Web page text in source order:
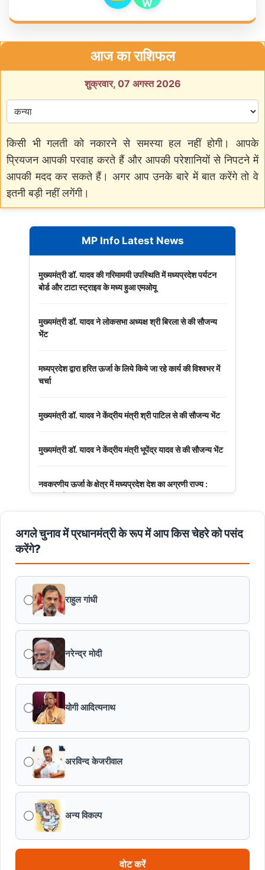
आज का राशिफल
शुक्रवार, 07 अगस्त 2026
किसी भी गलती को नकारने से समस्या हल नहीं होगी। आपके
प्रियजन आपकी परवाह करते हैं और आपकी परेशानियों से निपटने में
आपकी मदद कर सकते हैं। अगर आप उनके बारे में बात करेंगे तो वे
इतनी बड़ी नहीं लगेंगी।
MP Info Latest News
मुख्यमंत्री डॉ. यादव की गरिमामयी उपस्थिति में मध्यप्रदेश पर्यटन
बोर्ड और टाटा स्ट्राइव के मध्य हुआ एमओयू
मुख्यमंत्री डॉ. यादव ने लोकसभा अध्यक्ष श्री बिरला से की सौजन्य
भेंट
मध्यप्रदेश द्वारा हरित ऊर्जा के लिये किये जा रहे कार्य की विश्वभर में
चर्चा
मुख्यमंत्री डॉ. यादव ने केंद्रीय मंत्री श्री पाटिल से की सौजन्य भेंट
मुख्यमंत्री डॉ. यादव ने केंद्रीय मंत्री भूपेंद्र यादव से की सौजन्य भेंट
नवकरणीय ऊर्जा के क्षेत्र में मध्यप्रदेश देश का अग्रणी राज्य :
मुख्यमंत्री डॉ. यादव
मुख्यमंत्री डॉ. यादव की जनोन्मुखी पहल
मुख्यमंत्री डॉ. यादव ने पूर्व विदेश मंत्री श्रीमती सुषमा स्वराज की
पुण्यतिथि पर श्रद्धांजलि अर्पित की
जन-कल्याणकारी तथा हितग्राही मूलक योजनाओं को अधिक प्रभावी
बनाने के लिए अनुशंसाएं देने उच्च स्तरीय समिति गठित
मध्यप्रदेश में सृजन संवाद अभियान का शुभारंभ
मध्यप्रदेश पुलिस की अवैध मादक पदार्थों के विरूद्ध प्रभावी कार्यवाही
एफएसएल भर्ती-2026 का अंतिम परिणाम घोषित
विकसित मध्यप्रदेश-2047’ की वित्तीय रूपरेखा तैयार
28 के बजट अनुमान तथा वित्तीय वर्ष 2028-29, 2029-30 के
लिए रोलिंग बजट की तैयारी हेतु बजट कार्यक्रम
अगले चुनाव में प्रधानमंत्री के रूप में आप किस चेहरे को पसंद
करेंगे?
राहुल गांधी
नरेन्द्र मोदी
योगी आदित्यनाथ
अरविन्द केजरीवाल
अन्य विकल्प
वोट करें